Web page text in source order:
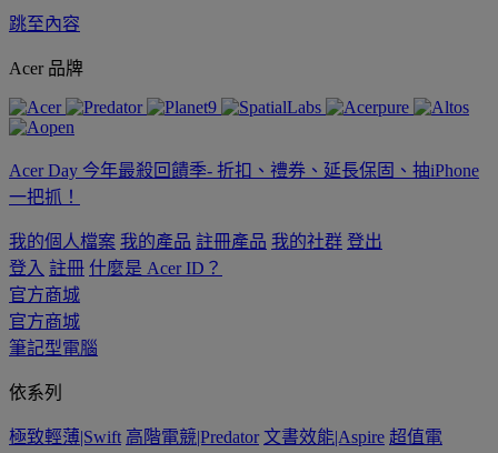
跳至內容
Acer 品牌
Acer Day 今年最殺回饋季- 折扣、禮券、延長保固、抽iPhone
一把抓！
我的個人檔案 我的產品 註冊產品 我的社群 登出
登入 註冊 什麼是 Acer ID？
官方商城
官方商城
筆記型電腦
依系列
極致輕薄|Swift 高階電競|Predator 文書效能|Aspire 超值電